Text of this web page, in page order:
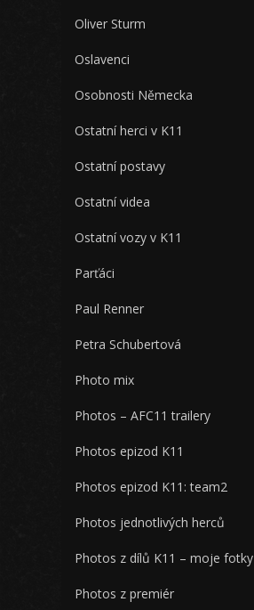
Oliver Sturm
Oslavenci
Osobnosti Německa
Ostatní herci v K11
Ostatní postavy
Ostatní videa
Ostatní vozy v K11
Parťáci
Paul Renner
Petra Schubertová
Photo mix
Photos – AFC11 trailery
Photos epizod K11
Photos epizod K11: team2
Photos jednotlivých herců
Photos z dílů K11 – moje fotky
Photos z premiér